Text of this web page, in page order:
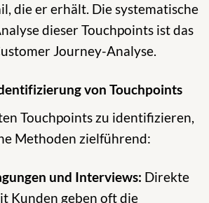
die er erhält. Die systematische
dieser Touchpoints ist das
Journey-Analyse.
von Touchpoints
Touchpoints zu identifizieren,
Methoden zielführend:
und Interviews: Direkte
Kunden geben oft die